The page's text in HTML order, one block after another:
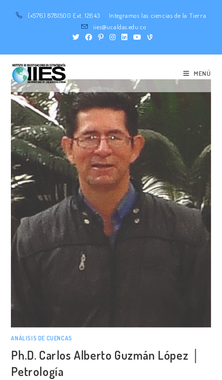
(+576) 8781500 Ext. 12643
Integramos las ciencias de la Tierra
iies@ucaldas.edu.co
MENÚ
ANÁLISIS DE CUENCAS
Ph.D. Carlos Alberto Guzmán López │
Petrología